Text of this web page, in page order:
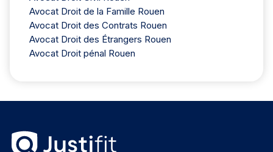
Avocat Droit de la Famille Rouen
Avocat Droit des Contrats Rouen
Avocat Droit des Étrangers Rouen
Avocat Droit pénal Rouen